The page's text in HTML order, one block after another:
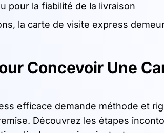
pour la fiabilité de la livraison
la carte de visite express
Concevoir Une
efficace demande méthode et
Découvrez les étapes